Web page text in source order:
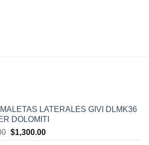
LATERALES GIVI DLMK36
DOLOMITI
El
$1,300.00El